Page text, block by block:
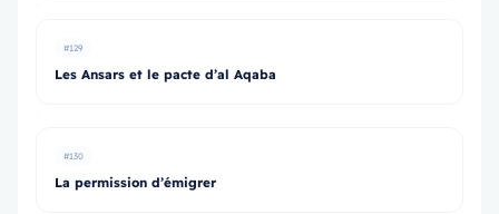
#129
Les Ansars et le pacte d’al Aqaba
#130
La permission d’émigrer